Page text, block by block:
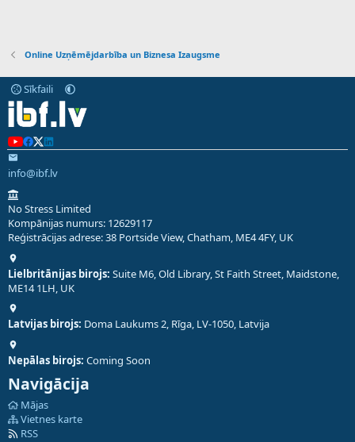
Online Uzņēmējdarbība un Biznesa Izaugsme
Sīkfaili
info@ibf.lv
No Stress Limited
Kompānijas numurs: 12629117
Reģistrācijas adrese: 38 Portside View, Chatham, ME4 4FY, UK
Lielbritānijas birojs: Suite M6, Old Library, St Faith Street, Maidstone,
ME14 1LH, UK
Latvijas birojs: Doma Laukums 2, Rīga, LV-1050, Latvija
Nepālas birojs: Coming Soon
Navigācija
Mājas
Vietnes karte
RSS